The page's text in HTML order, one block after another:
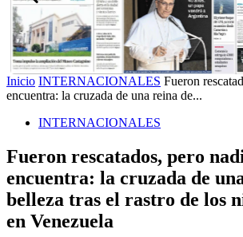
Inicio INTERNACIONALES Fueron
encuentra: la cruzada de una reina de...
INTERNACIONALES
Fueron rescatados, pero
encuentra: la cruzada de
belleza tras el rastro de los
en Venezuela